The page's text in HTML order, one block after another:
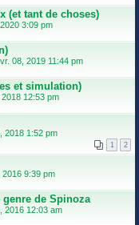
(et tant de choses)
3:09 pm
08, 2019 11:44 pm
et simulation)
12:53 pm
2018 1:52 pm
1 2
9:39 pm
de Spinoza
2016 12:03 am